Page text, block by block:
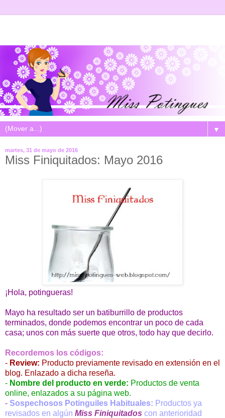
▼
martes, 31 de mayo de 2016
Miss Finiquitados: Mayo 2016
¡Hola, potingueras!
Mayo ha resultado ser un batiburrillo de productos
terminados, donde podemos encontrar un poco de cada
casa; unos con más suerte que otros, todo hay que decirlo.
Recordemos los códigos:
- Review: Producto previamente revisado en extensión en el
blog. Enlazado a dicha reseña.
- Nombre del producto en verde: Productos de venta
online, enlazados a su página web.
- Sospechosos Potinguiles Habituales: Productos ya
revisados en algún Miss Finiquitados con anterioridad